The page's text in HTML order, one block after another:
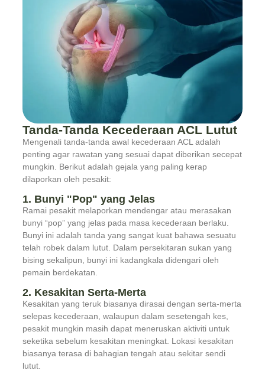
Tanda-Tanda Kecederaan ACL Lutut
Mengenali tanda-tanda awal kecederaan ACL adalah
penting agar rawatan yang sesuai dapat diberikan secepat
mungkin. Berikut adalah gejala yang paling kerap
dilaporkan oleh pesakit:
1. Bunyi "Pop" yang Jelas
Ramai pesakit melaporkan mendengar atau merasakan
bunyi “pop” yang jelas pada masa kecederaan berlaku.
Bunyi ini adalah tanda yang sangat kuat bahawa sesuatu
telah robek dalam lutut. Dalam persekitaran sukan yang
bising sekalipun, bunyi ini kadangkala didengari oleh
pemain berdekatan.
2. Kesakitan Serta-Merta
Kesakitan yang teruk biasanya dirasai dengan serta-merta
selepas kecederaan, walaupun dalam sesetengah kes,
pesakit mungkin masih dapat meneruskan aktiviti untuk
seketika sebelum kesakitan meningkat. Lokasi kesakitan
biasanya terasa di bahagian tengah atau sekitar sendi
lutut.